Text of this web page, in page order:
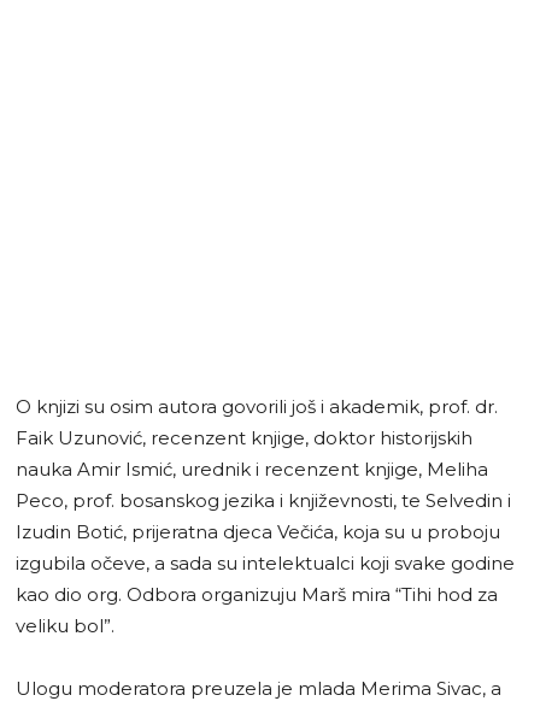
O knjizi su osim autora govorili još i akademik, prof. dr.
Faik Uzunović, recenzent knjige, doktor historijskih
nauka Amir Ismić, urednik i recenzent knjige, Meliha
Peco, prof. bosanskog jezika i književnosti, te Selvedin i
Izudin Botić, prijeratna djeca Večića, koja su u proboju
izgubila očeve, a sada su intelektualci koji svake godine
kao dio org. Odbora organizuju Marš mira “Tihi hod za
veliku bol”.
Ulogu moderatora preuzela je mlada Merima Sivac, a